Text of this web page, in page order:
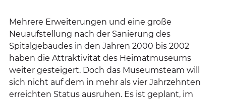
Mehrere Erweiterungen und eine große
Neuaufstellung nach der Sanierung des
Spitalgebäudes in den Jahren 2000 bis 2002
haben die Attraktivität des Heimatmuseums
weiter gesteigert. Doch das Museumsteam will
sich nicht auf dem in mehr als vier Jahrzehnten
erreichten Status ausruhen. Es ist geplant, im